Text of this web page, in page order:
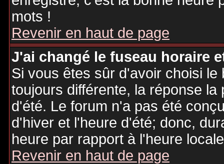
mots !
Revenir en haut de page
J'ai changé le fuseau horaire
Si vous êtes sûr d'avoir choisi
toujours différente, la réponse
d'été. Le forum n'a pas été
d'hiver et l'heure d'été; donc,
heure par rapport à l'heure
Revenir en haut de page